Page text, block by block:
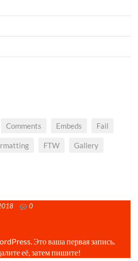
Comments Embeds Fail
FTW Gallery
0
Это ваша первая запись.
её, затем пишите!